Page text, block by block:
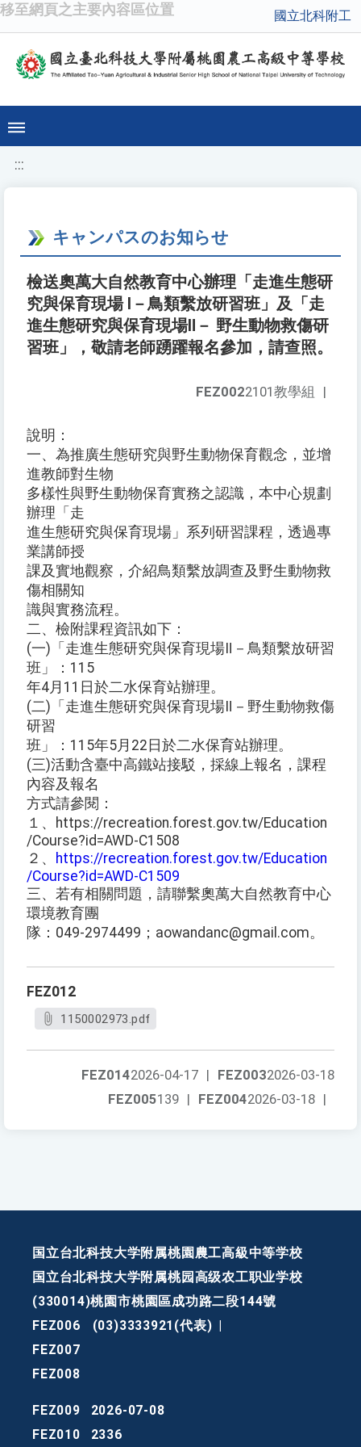
移至網頁之主要內容區位置 國立北科附工
:::
キャンパスのお知らせ
檢送奧萬大自然教育中心辦理「走進生態研
究與保育現場 I－鳥類繫放研習班」及「走
進生態研究與保育現場Ⅱ－ 野生動物救傷研
習班」，敬請老師踴躍報名參加，請查照。
FEZ0022101教學組 |
說明：
一、為推廣生態研究與野生動物保育觀念，並增
進教師對生物
多樣性與野生動物保育實務之認識，本中心規劃
辦理「走
進生態研究與保育現場」系列研習課程，透過專
業講師授
課及實地觀察，介紹鳥類繫放調查及野生動物救
傷相關知
識與實務流程。
二、檢附課程資訊如下：
(一)「走進生態研究與保育現場Ⅱ－鳥類繫放研習
班」：115
年4月11日於二水保育站辦理。
(二)「走進生態研究與保育現場Ⅱ－野生動物救傷
研習
班」：115年5月22日於二水保育站辦理。
(三)活動含臺中高鐵站接駁，採線上報名，課程
內容及報名
方式請參閱：
１、https://recreation.forest.gov.tw/Education
/Course?id=AWD-C1508
２、 https://recreation.forest.gov.tw/Education
/Course?id=AWD-C1509
三、若有相關問題，請聯繫奧萬大自然教育中心
環境教育團
隊：049-2974499；aowandanc@gmail.com。
FEZ012
1150002973.pdf
FEZ0032026-03-18
FEZ0142026-04-17 |
FEZ0042026-03-18 |
FEZ005139 |
国立台北科技大学附属桃園農工高級中等学校
国立台北科技大学附属桃园高级农工职业学校
(330014)桃園市桃園區成功路二段144號
FEZ006
(03)3333921(代表)
FEZ007
FEZ008
FEZ009
2026-07-08
FEZ010
2336